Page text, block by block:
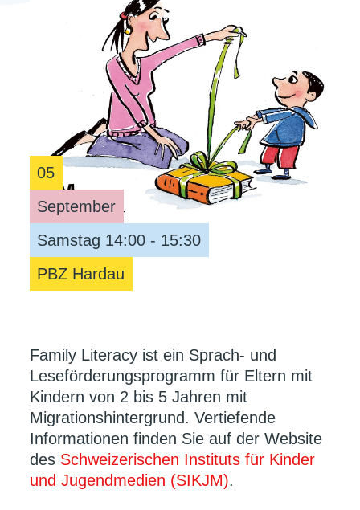
05
September
Samstag 14:00 - 15:30
PBZ Hardau
Family Literacy ist ein Sprach- und
Leseförderungsprogramm für Eltern mit
Kindern von 2 bis 5 Jahren mit
Migrationshintergrund. Vertiefende
Informationen finden Sie auf der Website
des Schweizerischen Instituts für Kinder
und Jugendmedien (SIKJM).